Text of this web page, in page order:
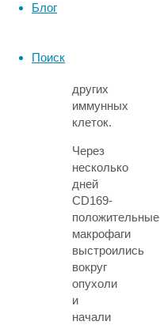
Блог
Поиск
других
иммунных
клеток.
Через
несколько
дней
CD169-
положительные
макрофаги
выстроились
вокруг
опухоли
и
начали